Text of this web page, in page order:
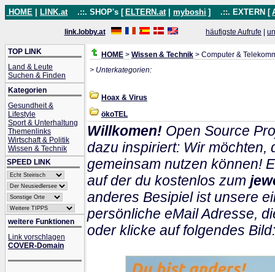
HOME LINK.at .::. SHOP's [ ELTERN.at myboshi ] .::. EXTERN [
link.lobby.at häufigste Aufrufe
TOP LINK
Land & Leute
Suchen & Finden
Kategorien
Gesundheit &
Lifestyle
Sport & Unterhaltung
Themenlinks
Wirtschaft & Politik
Wissen & Technik
SPEED LINK
weitere Funktionen
Link vorschlagen
COVER-Domain
HOME > Wissen & Technik > Computer &
> Unterkategorien:
Hoax & Virus
ökoTEL
Willkomen! Open Source
dazu inspiriert: Wir möchten,
gemeinsam nutzen können!
auf der du kostenlos zum
anderes Besipiel ist unsere
persönliche eMail Adresse,
oder klicke auf folgendes Bild: